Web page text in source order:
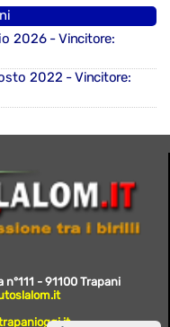
2026 - Vincitore:
2022 - Vincitore:
- 91100 Trapani